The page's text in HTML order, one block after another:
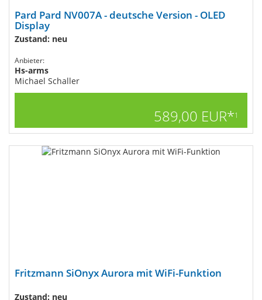
Pard Pard NV007A - deutsche Version - OLED
Display
Zustand: neu
Anbieter:
Hs-arms
Michael Schaller
589,00 EUR*1
Fritzmann SiOnyx Aurora mit WiFi-Funktion
Zustand: neu